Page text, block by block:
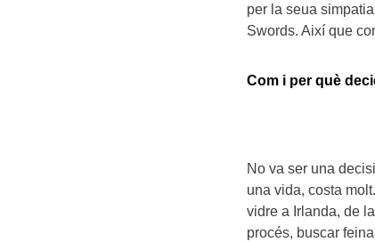
per la seua
Swords. Així que
Com i per què
No va ser una
una vida, costa
vidre a Irlanda, de
procés, buscar